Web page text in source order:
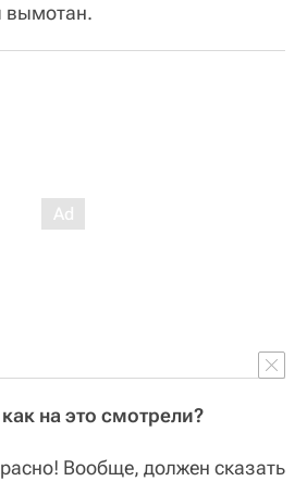
вымотан.
на это смотрели?
Вообще, должен сказать